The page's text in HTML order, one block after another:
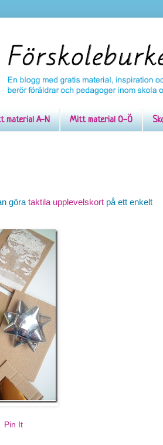
material A-N Mitt material O-Ö
göra taktila upplevelskort på ett enkelt
Pin It